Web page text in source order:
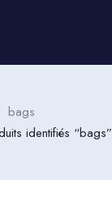
bags
identifiés “bags”